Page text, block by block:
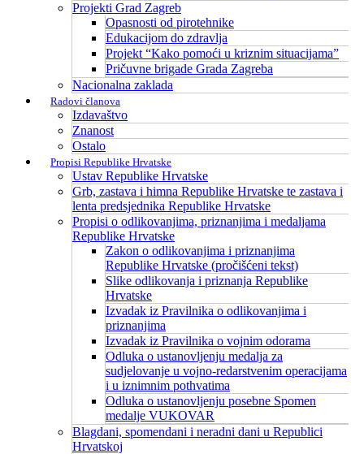
Projekti Grad Zagreb
Opasnosti od pirotehnike
Edukacijom do zdravlja
Projekt “Kako pomoći u kriznim situacijama”
Pričuvne brigade Grada Zagreba
Nacionalna zaklada
Radovi članova
Izdavaštvo
Znanost
Ostalo
Propisi Republike Hrvatske
Ustav Republike Hrvatske
Grb, zastava i himna Republike Hrvatske te zastava i
lenta predsjednika Republike Hrvatske
Propisi o odlikovanjima, priznanjima i medaljama
Republike Hrvatske
Zakon o odlikovanjima i priznanjima
Republike Hrvatske (pročišćeni tekst)
Slike odlikovanja i priznanja Republike
Hrvatske
Izvadak iz Pravilnika o odlikovanjima i
priznanjima
Izvadak iz Pravilnika o vojnim odorama
Odluka o ustanovljenju medalja za
sudjelovanje u vojno-redarstvenim operacijama
i u iznimnim pothvatima
Odluka o ustanovljenju posebne Spomen
medalje VUKOVAR
Blagdani, spomendani i neradni dani u Republici
Hrvatskoj